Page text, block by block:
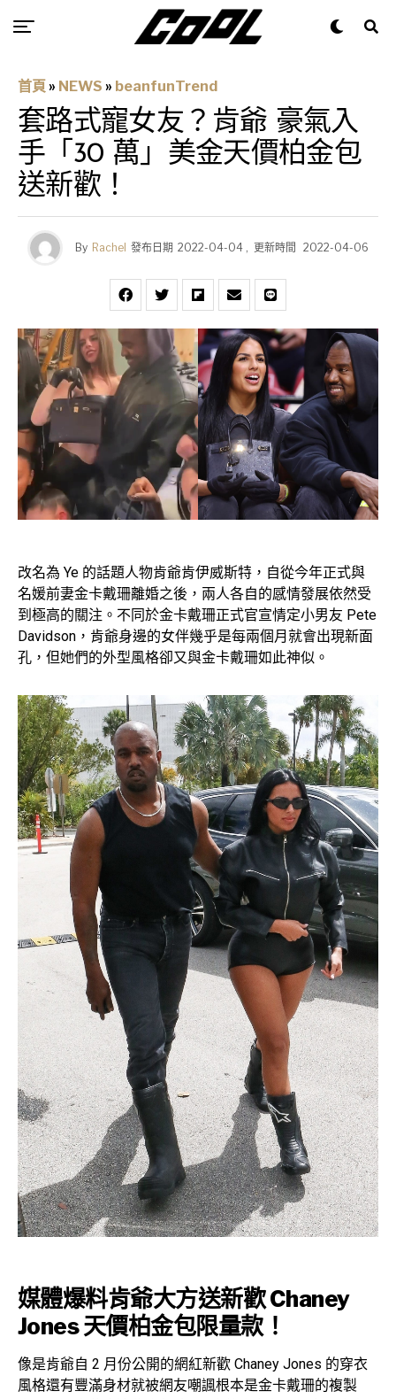
首頁 » NEWS » beanfunTrend
套路式寵女友？肯爺 豪氣入
手「30 萬」美金天價柏金包
送新歡！
By Rachel 發布日期 2022-04-04 , 更新時間 2022-04-06
改名為 Ye 的話題人物肯爺肯伊威斯特，自從今年正式與
名媛前妻金卡戴珊離婚之後，兩人各自的感情發展依然受
到極高的關注。不同於金卡戴珊正式官宣情定小男友 Pete
Davidson，肯爺身邊的女伴幾乎是每兩個月就會出現新面
孔，但她們的外型風格卻又與金卡戴珊如此神似。
媒體爆料肯爺大方送新歡 Chaney
Jones 天價柏金包限量款！
像是肯爺自 2 月份公開的網紅新歡 Chaney Jones 的穿衣
風格還有豐滿身材就被網友嘲諷根本是金卡戴珊的複製